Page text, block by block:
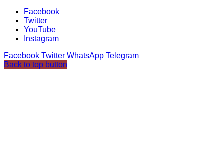
Facebook
Twitter
YouTube
Instagram
Facebook Twitter WhatsApp Telegram
Back to top button